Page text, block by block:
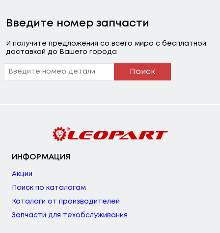
Введите номер запчасти
И получите предложения со всего мира с бесплатной
доставкой до Вашего города
Поиск
ИНФОРМАЦИЯ
Акции
Поиск по каталогам
Каталоги от производителей
Запчасти для техобслуживания